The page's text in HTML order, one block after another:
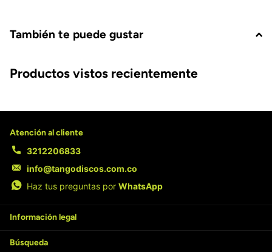
También te puede gustar
Productos vistos recientemente
Atención al cliente
3212206833
info@tangodiscos.com.co
Haz tus preguntas por WhatsApp
Información legal
Búsqueda